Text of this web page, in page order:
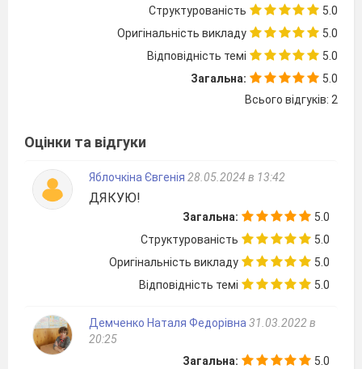
Структурованість
5.0
Оригінальність викладу
5.0
Відповідність темі
5.0
Загальна:
5.0
Всього відгуків: 2
Оцінки та відгуки
Яблочкіна Євгенія 28.05.2024 в 13:42
ДЯКУЮ!
Загальна:
5.0
Структурованість
5.0
Оригінальність викладу
5.0
Відповідність темі
5.0
Демченко Наталя Федорівна 31.03.2022 в
20:25
Загальна:
5.0